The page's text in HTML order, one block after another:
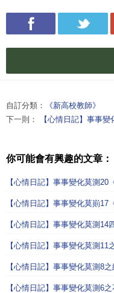
自訂分類：
《新高校教師》
下一則：
【心情日記】事事
你可能會有興趣的文章：
【心情日記】事事變化莫測
【心情日記】事事變化莫崱
【心情日記】事事變化莫測14
【心情日記】事事變化莫測11
【心情日記】事事變化莫測8
【心情日記】事事變化莫測6